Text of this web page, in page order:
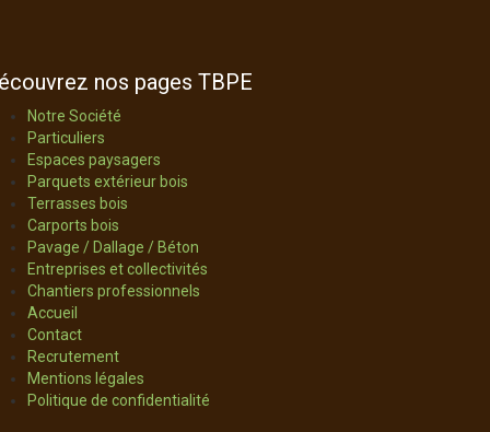
nos pages TBPE
Notre Société
Particuliers
Espaces paysagers
Parquets extérieur bois
Terrasses bois
Carports bois
Pavage / Dallage / Béton
Entreprises et collectivités
Chantiers professionnels
Accueil
Contact
Recrutement
Mentions légales
Politique de confidentialité